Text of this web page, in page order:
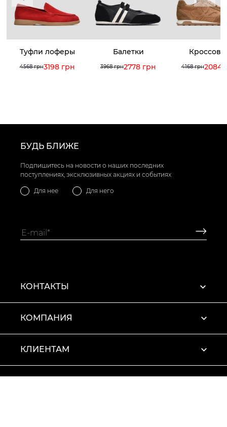
Туфли лоферы
4568 грн3198 грн
Балетки
3968 грн2778 грн 4168 грн2084
БУДЬ БЛИЖЕ
Подпишитесь на новости о наших последних
поступлениях, эксклюзивных акциях и событиях
Для нее Для него
КОНТАКТЫ
КОМПАНИЯ
КЛИЕНТАМ